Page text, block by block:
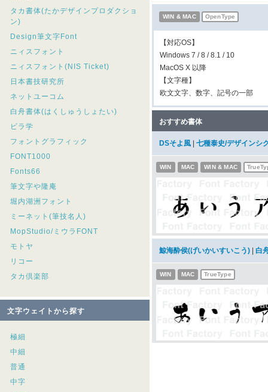
タカ書体(たかデザインプロダクショ
ン)
Design筆文字Font
ニィスフォント
ニィスフォント(NIS Ticket)
日本書技研究所
ネットユーコム
白舟書体(はくしゅうしょたい)
ビラ学
フォントグラフィック
FONT1000
Fonts66
筆文字や隆庵
堀内湖洲フォント
ミーネット(筆技名人)
MopStudio/ミウラFONT
モトヤ
リコー
タカ倶楽部
文字ウェイトから探す
極細
中細
普通
中字
WIN & MAC OpenType
【対応OS】
Windows 7 / 8 / 8.1 / 10
MacOS X 以降
【文字種】
欧文文字、数字、記号の一部
おすすめ書体
DSそよ風 七種泰史/デザインシ
WIN MAC WIN & MAC
鯨海酔侯(げいかいすいこう) 白
WIN MAC TrueType